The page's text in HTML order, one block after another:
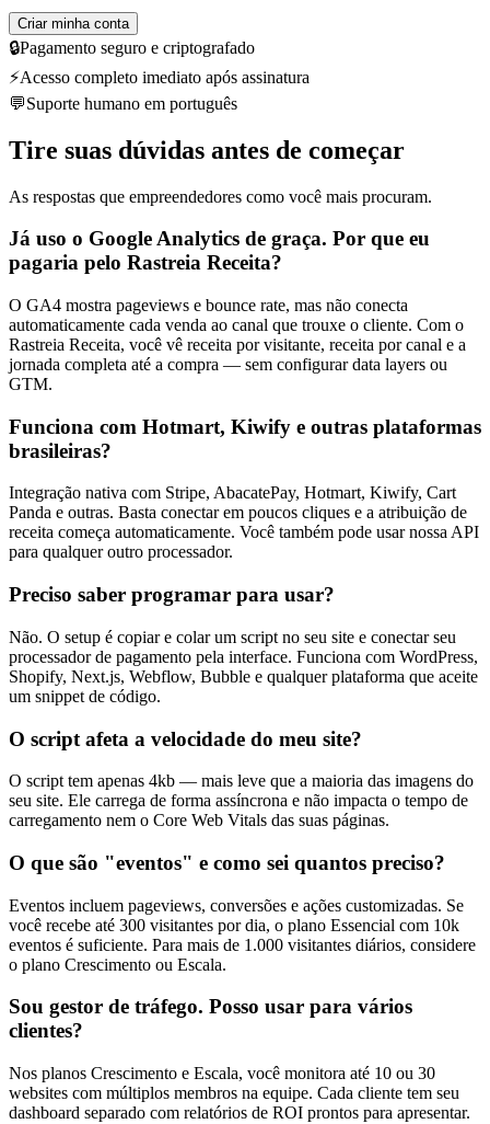
Criar minha conta
🔒Pagamento seguro e criptografado
⚡Acesso completo imediato após assinatura
💬Suporte humano em português
Tire suas dúvidas antes de começar
As respostas que empreendedores como você mais procuram.
Já uso o Google Analytics de graça. Por que eu
pagaria pelo Rastreia Receita?
O GA4 mostra pageviews e bounce rate, mas não conecta
automaticamente cada venda ao canal que trouxe o cliente. Com o
Rastreia Receita, você vê receita por visitante, receita por canal e a
jornada completa até a compra — sem configurar data layers ou
GTM.
Funciona com Hotmart, Kiwify e outras plataformas
brasileiras?
Integração nativa com Stripe, AbacatePay, Hotmart, Kiwify, Cart
Panda e outras. Basta conectar em poucos cliques e a atribuição de
receita começa automaticamente. Você também pode usar nossa API
para qualquer outro processador.
Preciso saber programar para usar?
Não. O setup é copiar e colar um script no seu site e conectar seu
processador de pagamento pela interface. Funciona com WordPress,
Shopify, Next.js, Webflow, Bubble e qualquer plataforma que aceite
um snippet de código.
O script afeta a velocidade do meu site?
O script tem apenas 4kb — mais leve que a maioria das imagens do
seu site. Ele carrega de forma assíncrona e não impacta o tempo de
carregamento nem o Core Web Vitals das suas páginas.
O que são "eventos" e como sei quantos preciso?
Eventos incluem pageviews, conversões e ações customizadas. Se
você recebe até 300 visitantes por dia, o plano Essencial com 10k
eventos é suficiente. Para mais de 1.000 visitantes diários, considere
o plano Crescimento ou Escala.
Sou gestor de tráfego. Posso usar para vários
clientes?
Nos planos Crescimento e Escala, você monitora até 10 ou 30
websites com múltiplos membros na equipe. Cada cliente tem seu
dashboard separado com relatórios de ROI prontos para apresentar.